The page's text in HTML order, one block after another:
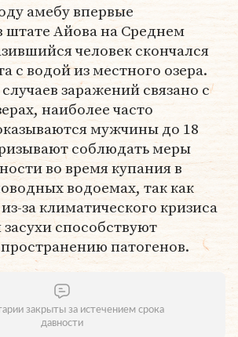
амебу впервые
штате Айова на Среднем
человек скончался
с водой из местного озера.
заражений связано с
наиболее часто
мужчины до 18
соблюдать меры
во время купания в
водоемах, так как
за климатического кризиса
способствуют
патогенов.
закрыты за истечением срока
давности